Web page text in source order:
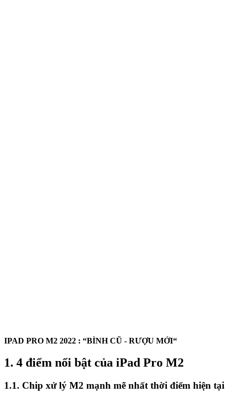
IPAD PRO M2 2022 : “BÌNH CŨ - RƯỢU MỚI“
1. 4 điểm nổi bật của iPad Pro M2
1.1. Chip xử lý M2 mạnh mẽ nhất thời điểm hiện tại